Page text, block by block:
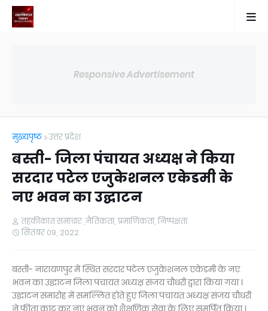
Responsive Advertisement
मुख्यपृष्ठ उत्तर प्रदेश
बस्ती- जिला पंचायत अध्यक्ष ने किया
सरदार पटेल एजुकेशनल एकेडमी के
नए भवन का उद्घाटन
तहकीकात समाचार ,नैतिकता, प्रमाणिकता, निष्पक्षता
सितंबर 09, 2022
बस्ती- नारायणपुर में स्थित सरदार पटेल एजुकेशनल एकेडमी के नए
भवन का उद्घाटन जिला पंचायत अध्यक्ष संजय चौधरी द्वारा किया गया ।
उद्घाटन समारोह में समल्लित होते हुए जिला पंचायत अध्यक्ष संजय चौधरी
ने फीता काट कर नए भवन को शैक्षणिक सेवा के लिए समर्पित किया ।